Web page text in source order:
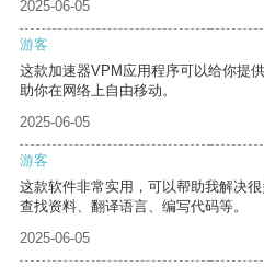
2025-06-05
游客
这款加速器VPM应用程序可以给你提
助你在网络上自由移动。
2025-06-05
游客
这款软件非常实用，可以帮助我解决
查找资料、翻译语言、编写代码等。
2025-06-05